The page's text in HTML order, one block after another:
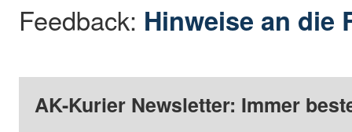
Feedback: Hinweise an die
AK-Kurier Newsletter: Immer